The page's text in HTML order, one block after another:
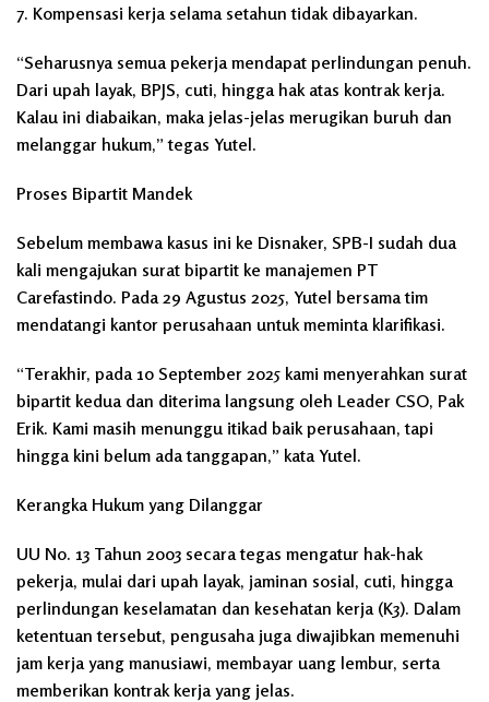
7. Kompensasi kerja selama setahun tidak dibayarkan.
“Seharusnya semua pekerja mendapat perlindungan penuh.
Dari upah layak, BPJS, cuti, hingga hak atas kontrak kerja.
Kalau ini diabaikan, maka jelas-jelas merugikan buruh dan
melanggar hukum,” tegas Yutel.
Proses Bipartit Mandek
Sebelum membawa kasus ini ke Disnaker, SPB-I sudah dua
kali mengajukan surat bipartit ke manajemen PT
Carefastindo. Pada 29 Agustus 2025, Yutel bersama tim
mendatangi kantor perusahaan untuk meminta klarifikasi.
“Terakhir, pada 10 September 2025 kami menyerahkan surat
bipartit kedua dan diterima langsung oleh Leader CSO, Pak
Erik. Kami masih menunggu itikad baik perusahaan, tapi
hingga kini belum ada tanggapan,” kata Yutel.
Kerangka Hukum yang Dilanggar
UU No. 13 Tahun 2003 secara tegas mengatur hak-hak
pekerja, mulai dari upah layak, jaminan sosial, cuti, hingga
perlindungan keselamatan dan kesehatan kerja (K3). Dalam
ketentuan tersebut, pengusaha juga diwajibkan memenuhi
jam kerja yang manusiawi, membayar uang lembur, serta
memberikan kontrak kerja yang jelas.